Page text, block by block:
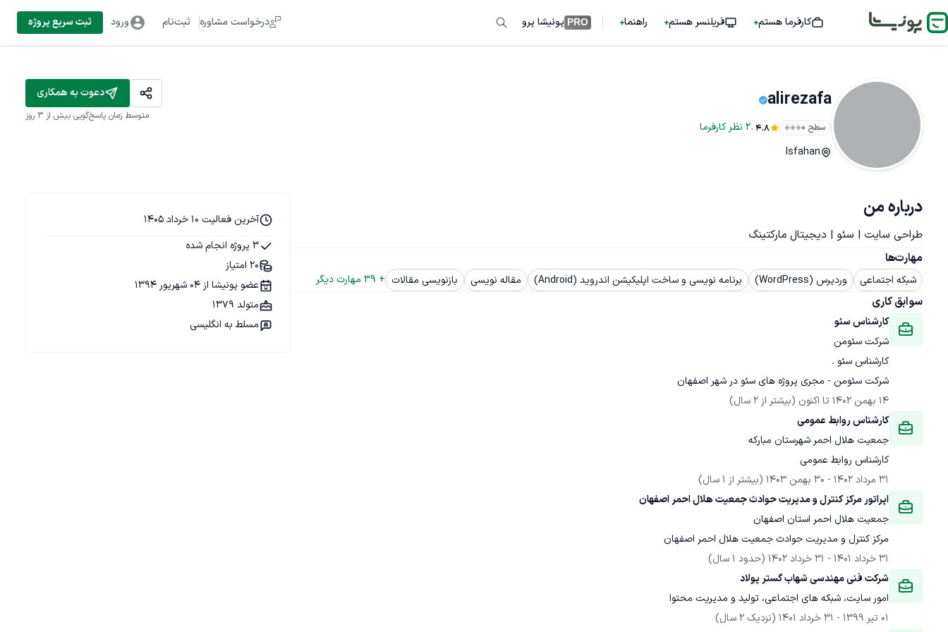
کارفرما هستم فریلنسر هستم راهنما PRO پونیشا پرو درخواست مشاوره ثبت‌نام ورود ثبت سریع پروژه
alirezafa
سطح ۰ 4.8
.
2 نظر کارفرما
Isfahan
دعوت به همکاری
متوسط زمان پاسخ‌گویی بیش از ۳ روز
درباره من
طراحی سایت | سئو | دیجیتال مارکتینگ
مهارت‌ها
شبکه اجتماعی وردپرس (WordPress) برنامه نویسی و ساخت اپلیکیشن اندروید (Android) مقاله نویسی بازنویسی مقالات +
39 مهارت دیگر
سوابق کاری
کارشناس سئو
شرکت سئومن
شرکت سئومن - مجری پروژه های سئو در شهر اصفهان
14 بهمن 1402
تا اکنون (بیشتر از 2 سال)
کارشناس روابط عمومی
جمعیت هلال احمر شهرستان مبارکه
کارشناس روابط عمومی
31 مرداد 1402
- 30 بهمن 1403
(بیشتر از 1 سال)
اپراتور مرکز کنترل و مدیریت حوادث جمعیت هلال احمر اصفهان
جمعیت هلال احمر استان اصفهان
مرکز کنترل و مدیریت حوادث جمعیت هلال احمر اصفهان
31 خرداد 1401
- 31 خرداد 1402
(حدود 1 سال)
شرکت فنی مهندسی شهاب گستر پولاد
امور سایت، شبکه های اجتماعی، تولید و مدیریت محتوا
01 تیر 1399
- 31 خرداد 1401
(نزدیک 2 سال)
آخرین فعالیت 10 خرداد 1405
3 پروژه انجام شده
20 امتیاز
عضو پونیشا از 04 شهریور 1394
متولد 1379
مسلط به انگلیسی